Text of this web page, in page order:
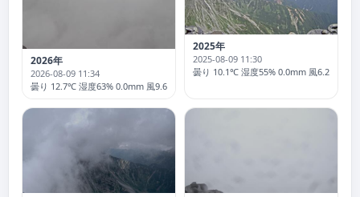
2026年
2026-08-09 11:34
曇り 12.7℃ 湿度63% 0.0mm 風9.6 突風26.6km/h
2025年
2025-08-09 11:30
曇り 10.1℃ 湿度55% 0.0mm 風6.2 突風